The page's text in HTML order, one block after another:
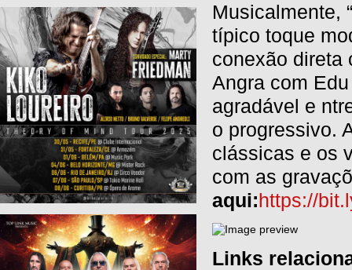
Musicalmente,
típico toque
conexão direta
Angra com
agradável e
o progressivo.
clássicas e os
com as
aqui:https://
Links